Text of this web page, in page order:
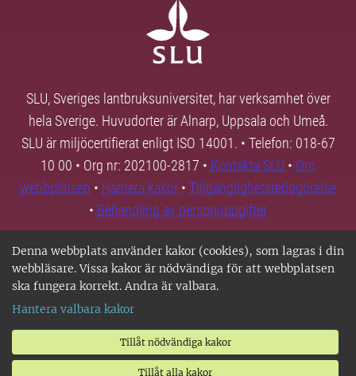
Denna webbplats använder kakor (cookies), som lagras i din
webbläsare. Vissa kakor är nödvändiga för att webbplatsen
ska fungera korrekt. Andra är valbara.
Hantera valbara kakor
Tillåt nödvändiga kakor
Tillåt alla kakor
SLU, Sveriges lantbruksuniversitet, har verksamhet över
hela Sverige. Huvudorter är Alnarp, Uppsala och Umeå.
SLU är miljöcertifierat enligt ISO 14001. • Telefon: 018-67
10 00 • Org nr: 202100-2817 • Kontakta SLU • Om
webbplatsen • Hantera kakor • Tillgänglighetsredogörelse
• Behandling av personuppgifter